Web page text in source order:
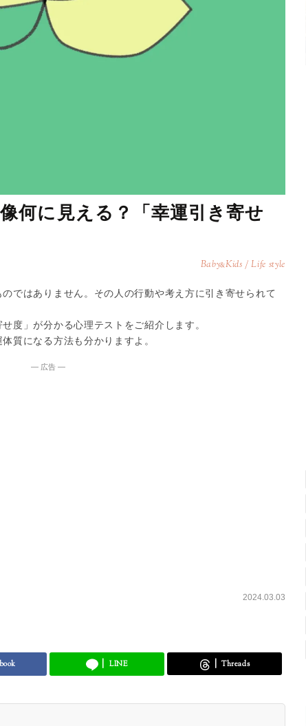
何に見える？「幸運引き寄せ
Baby&Kids / Life style
ではありません。その人の行動や考え方に引き寄せられて
度」が分かる心理テストをご紹介します。
質になる方法も分かりますよ。
― 広告 ―
2024.03.03
LINE Threads